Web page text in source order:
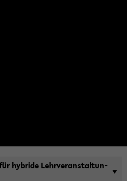
hy­bri­de Lehr­ver­an­stal­tun­